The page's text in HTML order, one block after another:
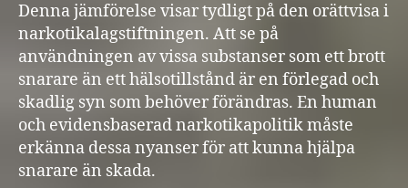
Denna jämförelse visar tydligt på den orättvisa i
narkotikalagstiftningen. Att se på
användningen av vissa substanser som ett brott
snarare än ett hälsotillstånd är en förlegad och
skadlig syn som behöver förändras. En human
och evidensbaserad narkotikapolitik måste
erkänna dessa nyanser för att kunna hjälpa
snarare än skada.